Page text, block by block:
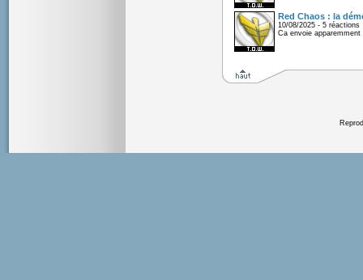
Red Chaos : la
10/08/2025 - 5 réactions
Ca envoie apparemment